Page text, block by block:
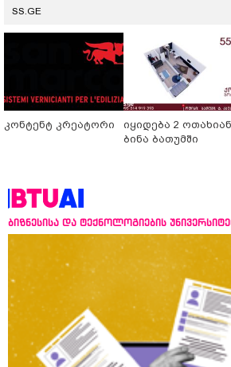
SS.GE
კონტენტ კრეატორი
იყიდება 2
ბინა ბათუმში
ბიზნესისა და ტექნოლოგიების